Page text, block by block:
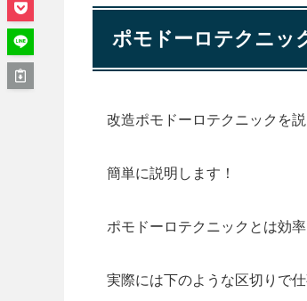
ポモドーロテクニッ
改造ポモドーロテクニックを
簡単に説明します！
ポモドーロテクニックとは効
実際には下のような区切りで仕